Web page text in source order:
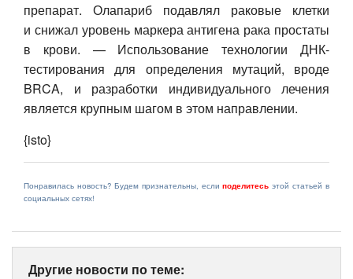
препарат. Олапариб подавлял раковые клетки
и снижал уровень маркера антигена рака простаты
в крови. — Использование технологии ДНК-
тестирования для определения мутаций, вроде
BRCA, и разработки индивидуального лечения
является крупным шагом в этом направлении.
{isto}
Понравилась новость? Будем признательны, еслиподелитесь этой статьей в
социальных сетях!
Другие новости по теме: